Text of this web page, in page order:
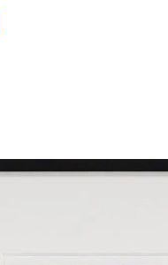
HENRI